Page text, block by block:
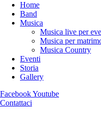
Home
Band
Musica
Musica live per
Musica per
Musica Country
Eventi
Storia
Gallery
FacebookYoutube
Contattaci